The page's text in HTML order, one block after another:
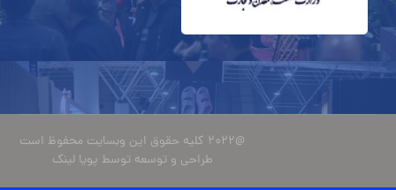
@۲۰۲۲ کلیه حقوق این وبسایت محفوظ است
طراحی و توسعه توسط پویا لینک